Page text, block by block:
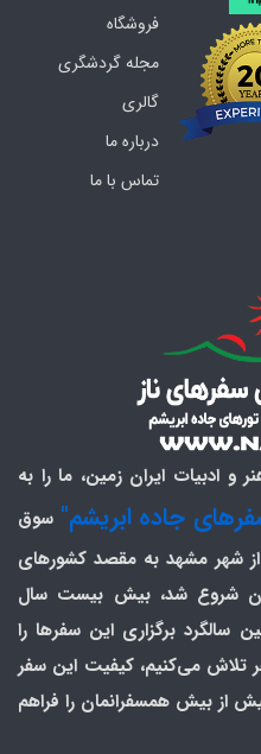
فروشگاه
مجله گردشگری
گالری
درباره ما
تماس با ما
ادبیات ایران زمین، ما را به
جاده ابریشم" سوق
از شهر مشهد به مقصد کشورهای
شروع شد، بیش بیست سال
در سال 1404 بیستمین سالگرد برگزاری این سفرها را
می‌کنیم، کیفیت این سفر
از بیش همسفرانمان را فراهم